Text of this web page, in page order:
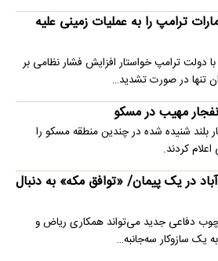
ترامپ را به عملیات زمینی علیه
دولت ترامپ خواستار افزایش فشار نظامی بر
تنها در صورت تشدید…
مهیب در مسکو
بلند شنیده شده در چندین منطقه مسکو را
کردند.
در یک پیمان/ «توافق مکه» به دنبال
دفاعی جدید می‌تواند همکاری ریاض و
یک سازوکار سه‌جانبه…